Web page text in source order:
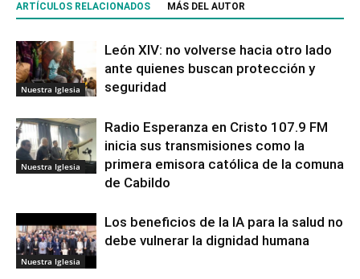
ARTÍCULOS RELACIONADOS MÁS DEL AUTOR
Nuestra Iglesia
León XIV: no volverse hacia otro lado
ante quienes buscan protección y
seguridad
Nuestra Iglesia
Radio Esperanza en Cristo 107.9 FM
inicia sus transmisiones como la
primera emisora católica de la comuna
de Cabildo
Nuestra Iglesia
Los beneficios de la IA para la salud no
debe vulnerar la dignidad humana